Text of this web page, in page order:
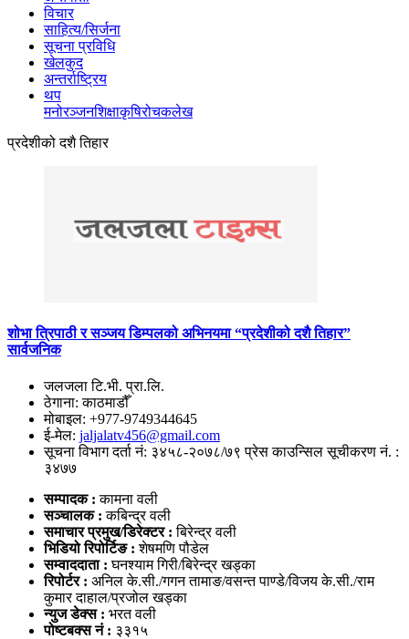
विचार
साहित्य/सिर्जना
सूचना प्रविधि
खेलकुद
अन्तर्राष्ट्रिय
थप
मनोरञ्‍जनशिक्षाकृषिरोचकलेख
प्रदेशीको दशै तिहार
शोभा त्रिपाठी र सञ्जय डिम्पलको अभिनयमा “प्रदेशीको दशै तिहार”
सार्वजनिक
जलजला टि.भी. प्रा.लि.
ठेगाना: काठमाडौँ
मोबाइल: +977-9749344645
ई-मेल: jaljalatv456@gmail.com
सूचना विभाग दर्ता नं: ३४५८-२०७८/७९ प्रेस काउन्सिल सूचीकरण नं. :
३४७७
सम्पादक :कामना वली
सञ्‍चालक : कबिन्द्र वली
समाचार प्रमुख/डिरेक्टर :बिरेन्द्र वली
भिडियो रिपोर्टिङ : शेषमणि पौडेल
सम्वाददाता :घनश्याम गिरी/बिरेन्द्र खड्का
रिपोर्टर : अनिल के.सी./गगन तामाङ/वसन्त पाण्डे/विजय के.सी./राम
कुमार दाहाल/प्रजोल खड्का
न्युज डेक्स : भरत वली
पोष्‍टबक्स नं : ३३१५